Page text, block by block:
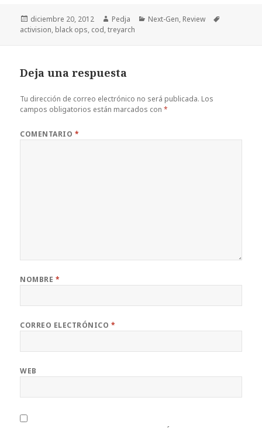
Publicado
el
diciembre 20, 2012 Autor
Pedja Categorías
Next-Gen, Review
activision, black ops, cod,treyarch
Deja una respuesta
Tu dirección de correo electrónico no será publicada. Los
campos obligatorios están marcados con*
COMENTARIO *
NOMBRE *
CORREO ELECTRÓNICO *
WEB